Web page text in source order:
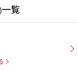
一覧